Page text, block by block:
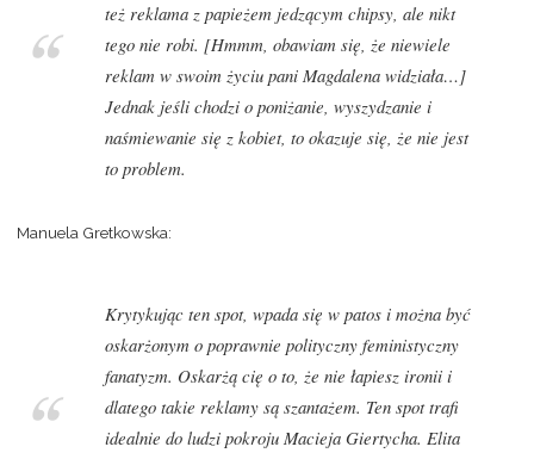
też reklama z papieżem jedzącym chipsy, ale nikt
tego nie robi. [Hmmm, obawiam się, że niewiele
reklam w swoim życiu pani Magdalena widziała…]
Jednak jeśli chodzi o poniżanie, wyszydzanie i
naśmiewanie się z kobiet, to okazuje się, że nie jest
to problem.
Manuela Gretkowska:
Krytykując ten spot, wpada się w patos i można być
oskarżonym o poprawnie polityczny feministyczny
fanatyzm. Oskarżą cię o to, że nie łapiesz ironii i
dlatego takie reklamy są szantażem. Ten spot trafi
idealnie do ludzi pokroju Macieja Giertycha. Elita